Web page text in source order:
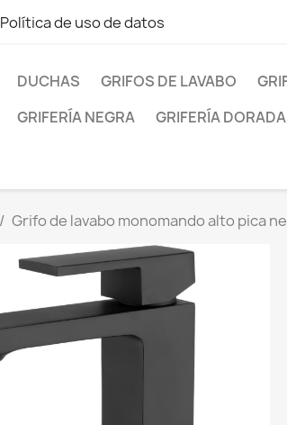
Política de uso de datos
DUCHAS GRIFOS DE LAVABO
GRIFERÍA NEGRA
GRIFERÍA DORADA
Grifo de lavabo monomando alto pica